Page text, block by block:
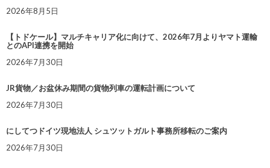
2026年8月5日
【トドケール】マルチキャリア化に向けて、2026年7月よりヤマト運輸
とのAPI連携を開始
2026年7月30日
JR貨物／お盆休み期間の貨物列車の運転計画について
2026年7月30日
にしてつドイツ現地法人 シュツットガルト事務所移転のご案内
2026年7月30日